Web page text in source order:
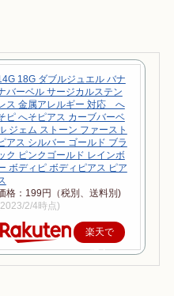
18G ダブルジュエル バナ
バーベル サージカルステン
ス 金属アレルギー 対応 へ
ピ へそピアス カーブバーベ
ジェム ストーン ファースト
アス シルバー ゴールド ブラ
ク ピンクゴールド レインボ
ボディピ ボディピアス ピア
格：199円（税別、送料別)
2/4時点)
楽天で
購入